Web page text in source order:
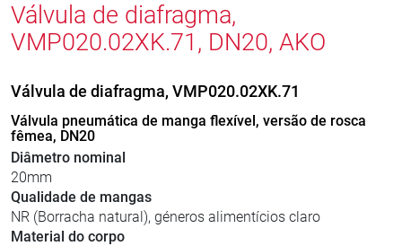
Válvula de diafragma,
VMP020.02XK.71, DN20, AKO
Válvula de diafragma, VMP020.02XK.71
Válvula pneumática de manga flexível, versão de rosca
fêmea, DN20
Diâmetro nominal
20mm
Qualidade de mangas
NR (Borracha natural), géneros alimentícios claro
Material do corpo